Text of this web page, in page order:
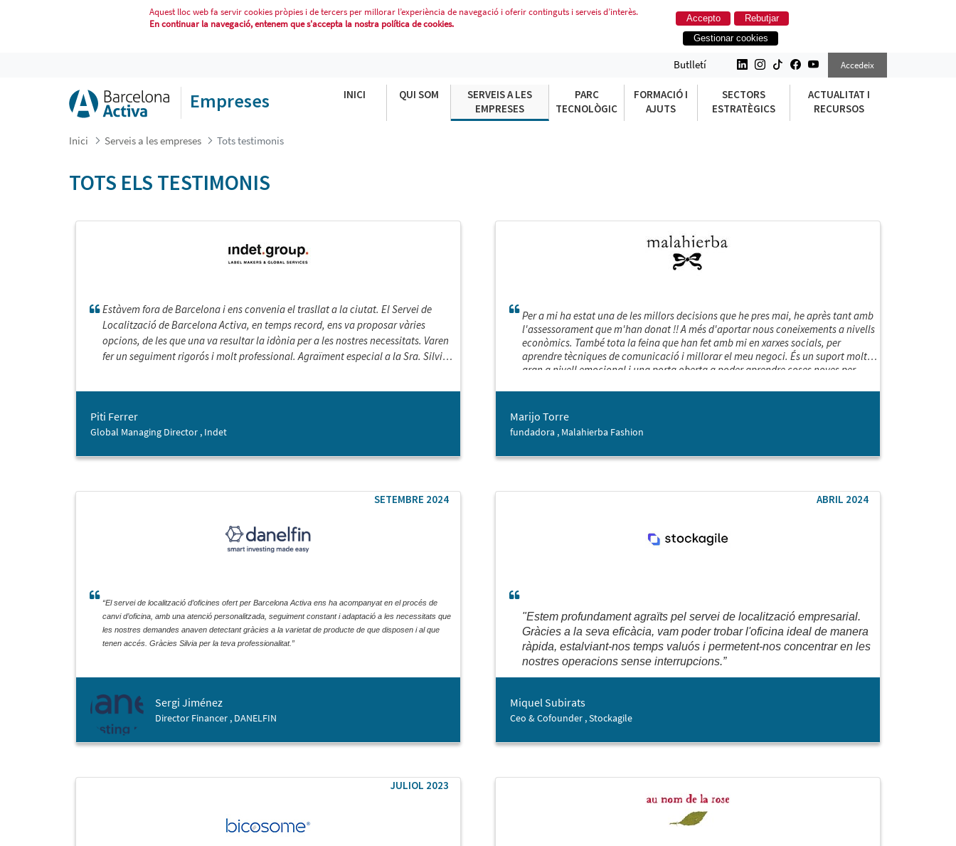
Aquest lloc web fa servir cookies pròpies i de tercers per millorar l’experiència de navegació i oferir continguts i serveis d’interès.
En continuar la navegació, entenem que s'accepta la nostra política de cookies.
Accepto
Rebutjar
Gestionar cookies
Butlletí Accedeix
Empreses INICI QUI SOM
SERVEIS A LES
EMPRESES
PARC
TECNOLÒGIC
FORMACIÓ I
AJUTS
SECTORS
ESTRATÈGICS
ACTUALITAT I
RECURSOS
Inici Serveis a les empreses Tots testimonis
TOTS ELS TESTIMONIS
Estàvem fora de Barcelona i ens convenia el trasllat a la ciutat. El Servei de
Localització de Barcelona Activa, en temps record, ens va proposar vàries
opcions, de les que una va resultar la idònia per a les nostres necessitats. Varen
fer un seguiment rigorós i molt professional. Agraïment especial a la Sra. Silvia
Piti Ferrer
Global Managing Director , Indet
Per a mi ha estat una de les millors decisions que he pres mai, he après tant amb
l'assessorament que m'han donat !! A més d'aportar nous coneixements a nivells
econòmics. També tota la feina que han fet amb mi en xarxes socials, per
aprendre tècniques de comunicació i millorar el meu negoci. És un suport molt
gran a nivell emocional i una porta oberta a poder aprendre coses noves per
Marijo Torre
fundadora , Malahierba Fashion
SETEMBRE 2024
“El servei de localització d’oficines ofert per Barcelona Activa ens ha acompanyat en el procés de
canvi d’oficina, amb una atenció personalitzada, seguiment constant i adaptació a les necessitats que
les nostres demandes anaven detectant gràcies a la varietat de producte de que disposen i al que
tenen accés. Gràcies Silvia per la teva professionalitat.”
Sergi Jiménez
Director Financer , DANELFIN
ABRIL 2024
"Estem profundament agraïts pel servei de localització empresarial.
Gràcies a la seva eficàcia, vam poder trobar l'oficina ideal de manera
ràpida, estalviant-nos temps valuós i permetent-nos concentrar en les
nostres operacions sense interrupcions.”
Miquel Subirats
Ceo & Cofounder , Stockagile
JULIOL 2023